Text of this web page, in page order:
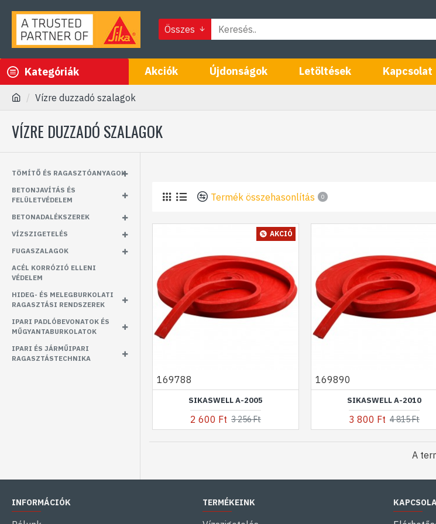
Összes
Kategóriák Akciók Újdonságok Letöltések Kapcsolat
Vízre duzzadó szalagok
VÍZRE DUZZADÓ SZALAGOK
TÖMÍTŐ ÉS RAGASZTÓANYAGOK
BETONJAVÍTÁS ÉS
FELÜLETVÉDELEM
BETONADALÉKSZEREK
VÍZSZIGETELÉS
FUGASZALAGOK
ACÉL KORRÓZIÓ ELLENI
VÉDELEM
HIDEG- ÉS MELEGBURKOLATI
RAGASZTÁSI RENDSZEREK
IPARI PADLÓBEVONATOK ÉS
MŰGYANTABURKOLATOK
IPARI ÉS JÁRMŰIPARI
RAGASZTÁSTECHNIKA
Termék összehasonlítás 0
AKCIÓ
169788
SIKASWELL A-2005
2 600 Ft 3 256 Ft
169890
SIKASWELL A-2010
3 800 Ft 4 815 Ft
A
INFORMÁCIÓK TERMÉKEINK